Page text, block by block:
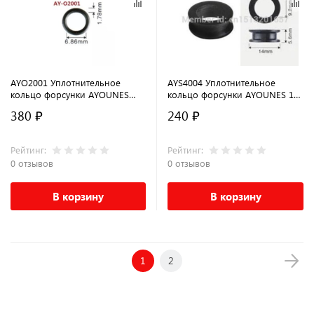
AYO2001 Уплотнительное
кольцо форсунки AYOUNES
380 ₽
Рейтинг:
0 отзывов
В корзину
AYS4004 Уплотнительное
кольцо форсунки AYOUNES 14
240 ₽
Рейтинг:
0 отзывов
В корзину
1 2